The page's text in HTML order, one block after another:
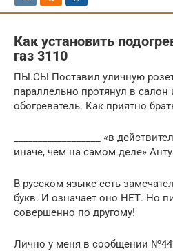
Как установить
газ 3110
ПЫ.СЫ Поставил уличную
параллельно протянул в
обогреватель. Как приятно
__________________ «в
иначе, чем на самом деле»
В русском языке есть
букв. И означает оно НЕТ. Но
совершенно по другому!
Лично у меня в сообщении